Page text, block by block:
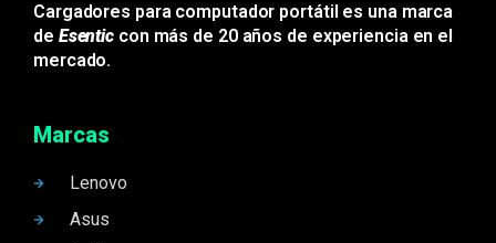
Cargadores para computador portátil es una marca
de Esentic con más de 20 años de experiencia en el
mercado.
Marcas
Lenovo
Asus